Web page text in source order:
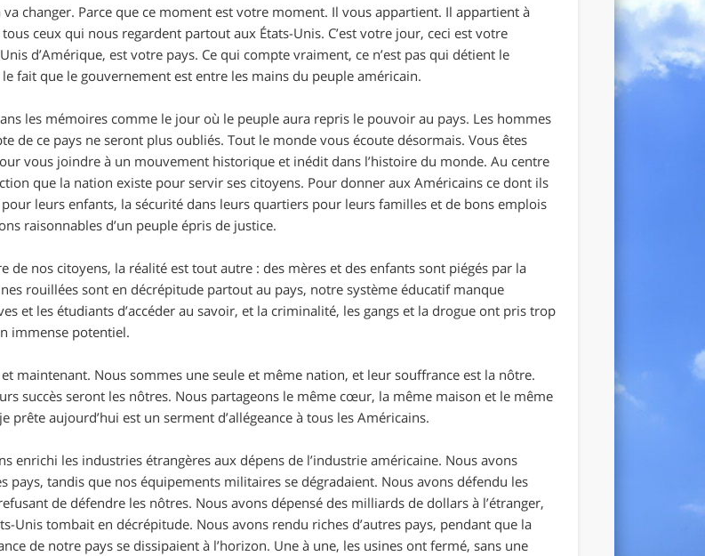
changer. Parce que ce moment est votre moment. Il vous appartient. Il appartient à
ceux qui nous regardent partout aux États-Unis. C’est votre jour, ceci est votre
d’Amérique, est votre pays. Ce qui compte vraiment, ce n’est pas qui détient le
fait que le gouvernement est entre les mains du peuple américain.
les mémoires comme le jour où le peuple aura repris le pouvoir au pays. Les hommes
de ce pays ne seront plus oubliés. Tout le monde vous écoute désormais. Vous êtes
vous joindre à un mouvement historique et inédit dans l’histoire du monde. Au centre
que la nation existe pour servir ses citoyens. Pour donner aux Américains ce dont ils
pour leurs enfants, la sécurité dans leurs quartiers pour leurs familles et de bons emplois
raisonnables d’un peuple épris de justice.
de nos citoyens, la réalité est tout autre : des mères et des enfants sont piégés par la
rouillées sont en décrépitude partout au pays, notre système éducatif manque
et les étudiants d’accéder au savoir, et la criminalité, les gangs et la drogue ont pris trop
immense potentiel.
et maintenant. Nous sommes une seule et même nation, et leur souffrance est la nôtre.
succès seront les nôtres. Nous partageons le même cœur, la même maison et le même
prête aujourd’hui est un serment d’allégeance à tous les Américains.
enrichi les industries étrangères aux dépens de l’industrie américaine. Nous avons
pays, tandis que nos équipements militaires se dégradaient. Nous avons défendu les
de défendre les nôtres. Nous avons dépensé des milliards de dollars à l’étranger,
Unis tombait en décrépitude. Nous avons rendu riches d’autres pays, pendant que la
de notre pays se dissipaient à l’horizon. Une à une, les usines ont fermé, sans une